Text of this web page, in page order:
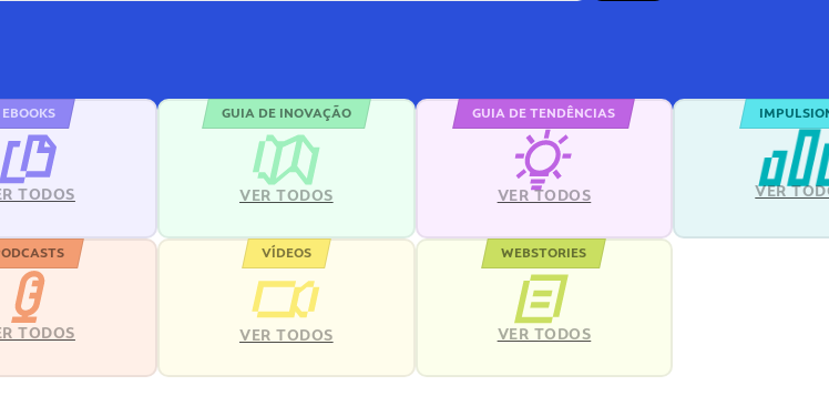
EBOOKS
TODOS
GUIA DE INOVAÇÃO
VER TODOS
GUIA DE TENDÊNCIAS
VER TODOS VER
TODOS
VÍDEOS
VER TODOS
WEBSTORIES
VER TODOS